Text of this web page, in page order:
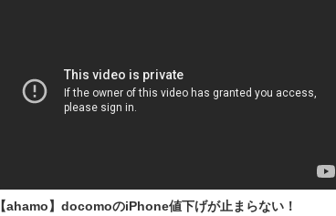
【ahamo】docomoのiPhone値下げが止まらない！